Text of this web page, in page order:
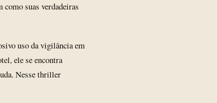
suas verdadeiras
uso da vigilância em
ele se encontra
Nesse thriller